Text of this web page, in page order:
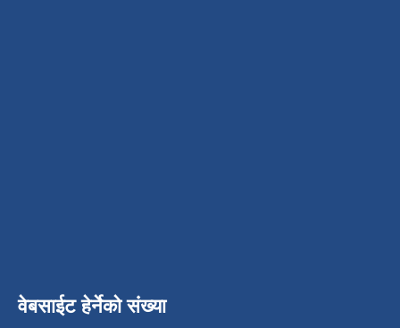
वेबसाईट हेर्नेको संख्या